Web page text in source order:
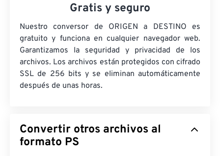
Gratis y seguro
Nuestro conversor de ORIGEN a DESTINO es
gratuito y funciona en cualquier navegador web.
Garantizamos la seguridad y privacidad de los
archivos. Los archivos están protegidos con cifrado
SSL de 256 bits y se eliminan automáticamente
después de unas horas.
Convertir otros archivos al
formato PS